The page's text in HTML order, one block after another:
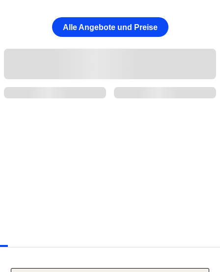
Alle Angebote und Preise